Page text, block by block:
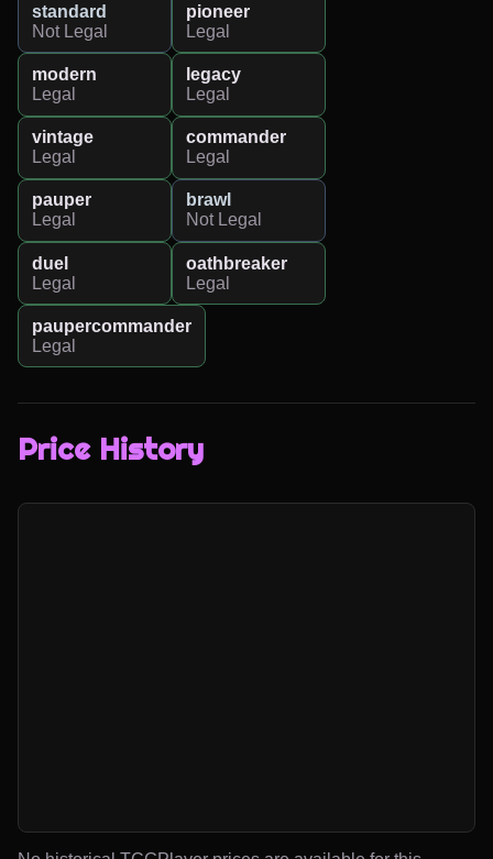
standard
Not Legal
pioneer
Legal
modern
Legal
legacy
Legal
vintage
Legal
commander
Legal
pauper
Legal
brawl
Not Legal
duel
Legal
oathbreaker
Legal
paupercommander
Legal
Price History